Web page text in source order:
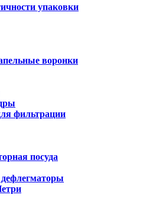
упаковки
воронки
фильтрации
посуда